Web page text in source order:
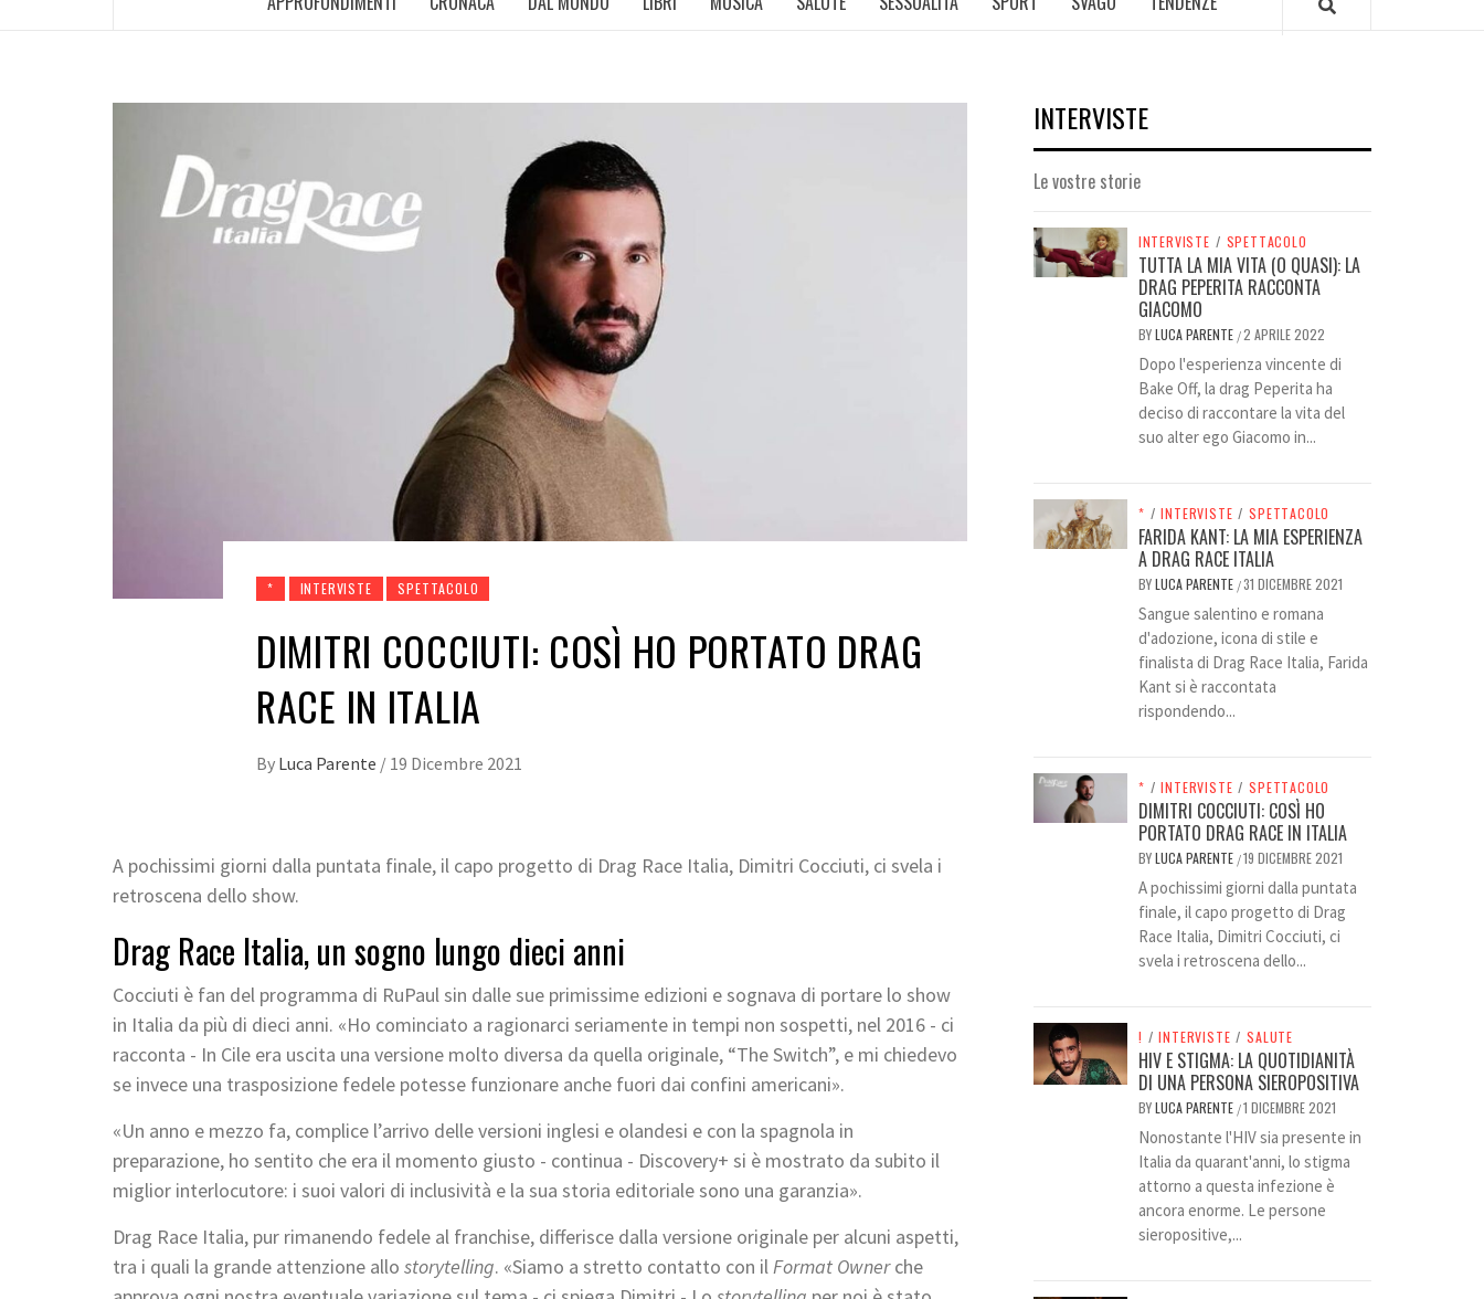
* INTERVISTE SPETTACOLO
DIMITRI COCCIUTI: COSÌ HO PORTATO DRAG
RACE IN ITALIA
By Luca Parente / 19 Dicembre 2021
A pochissimi giorni dalla puntata finale, il capo progetto di Drag Race Italia, Dimitri Cocciuti, ci svela i
retroscena dello show.
Drag Race Italia, un sogno lungo dieci anni
Cocciuti è fan del programma di RuPaul sin dalle sue primissime edizioni e sognava di portare lo show
in Italia da più di dieci anni. «Ho cominciato a ragionarci seriamente in tempi non sospetti, nel 2016 - ci
racconta - In Cile era uscita una versione molto diversa da quella originale, “The Switch”, e mi chiedevo
se invece una trasposizione fedele potesse funzionare anche fuori dai confini americani».
«Un anno e mezzo fa, complice l’arrivo delle versioni inglesi e olandesi e con la spagnola in
preparazione, ho sentito che era il momento giusto - continua - Discovery+ si è mostrato da subito il
miglior interlocutore: i suoi valori di inclusività e la sua storia editoriale sono una garanzia».
Drag Race Italia, pur rimanendo fedele al franchise, differisce dalla versione originale per alcuni aspetti,
tra i quali la grande attenzione allo storytelling. «Siamo a stretto contatto con ilFormat Ownerche
INTERVISTE
Le vostre storie
INTERVISTE / SPETTACOLO
TUTTA LA MIA VITA (O QUASI): LA
DRAG PEPERITA RACCONTA
GIACOMO
BYLUCA PARENTE /2 APRILE 2022
Dopo l'esperienza vincente di
Bake Off, la drag Peperita ha
deciso di raccontare la vita del
suo alter ego Giacomo in...
* / INTERVISTE / SPETTACOLO
FARIDA KANT: LA MIA ESPERIENZA
A DRAG RACE ITALIA
BYLUCA PARENTE /31 DICEMBRE 2021
Sangue salentino e romana
d'adozione, icona di stile e
finalista di Drag Race Italia, Farida
Kant si è raccontata
rispondendo...
* / INTERVISTE / SPETTACOLO
DIMITRI COCCIUTI: COSÌ HO
PORTATO DRAG RACE IN ITALIA
BYLUCA PARENTE /19 DICEMBRE 2021
A pochissimi giorni dalla puntata
finale, il capo progetto di Drag
Race Italia, Dimitri Cocciuti, ci
svela i retroscena dello...
! / INTERVISTE / SALUTE
HIV E STIGMA: LA QUOTIDIANITÀ
DI UNA PERSONA SIEROPOSITIVA
BYLUCA PARENTE /1 DICEMBRE 2021
Nonostante l'HIV sia presente in
Italia da quarant'anni, lo stigma
attorno a questa infezione è
ancora enorme. Le persone
sieropositive,...